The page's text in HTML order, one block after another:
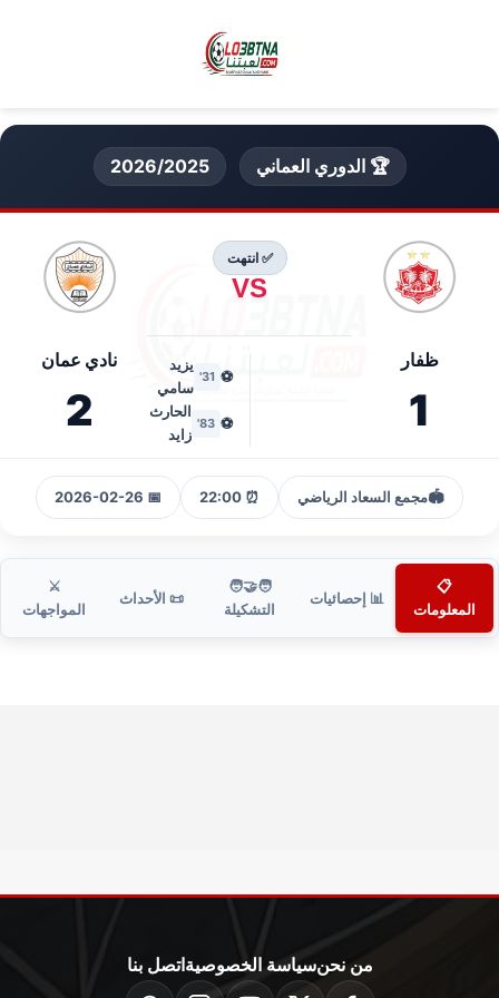
🏆 الدوري العماني 2026/2025
ظفار
1
✅ انتهت
VS
⚽
31'
يزيد
سامي
⚽
83'
الحارث
زايد
نادي عمان
2
🏟️مجمع السعاد الرياضي ⏰ 22:00
📅 2026-02-26
📋
المعلومات
📊 إحصائيات
🧑‍🤝‍🧑
التشكيلة
📜 الأحداث
⚔️
المواجهات
من نحنسياسة الخصوصية اتصل بنا